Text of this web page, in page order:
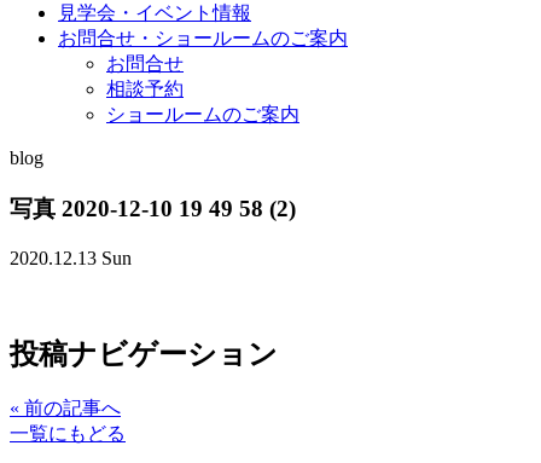
見学会・イベント情報
お問合せ・ショールームのご案内
お問合せ
相談予約
ショールームのご案内
blog
写真 2020-12-10 19 49 58 (2)
2020.12.13 Sun
投稿ナビゲーション
« 前の記事へ
一覧にもどる